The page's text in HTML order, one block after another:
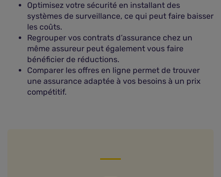
Optimisez votre sécurité en installant des
systèmes de surveillance, ce qui peut faire baisser
les coûts.
Regrouper vos contrats d’assurance chez un
même assureur peut également vous faire
bénéficier de réductions.
Comparer les offres en ligne permet de trouver
une assurance adaptée à vos besoins à un prix
compétitif.